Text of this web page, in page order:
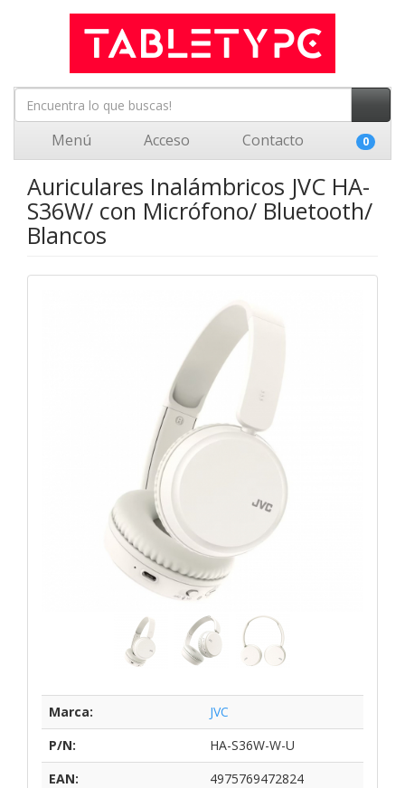
Menú Acceso Contacto 0
Auriculares Inalámbricos JVC HA-
S36W/ con Micrófono/ Bluetooth/
Blancos
Marca:
JVC
P/N:
HA-S36W-W-U
EAN:
4975769472824